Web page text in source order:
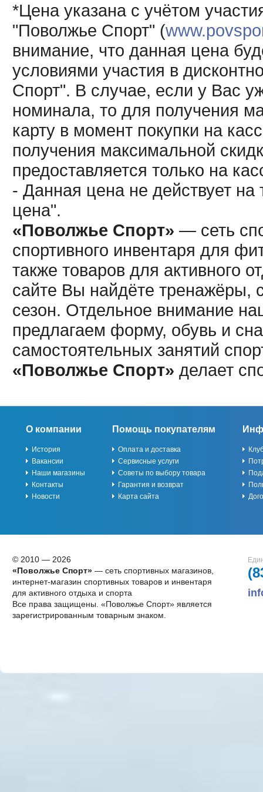
*Цена указана с учётом
"Поволжье Спорт" (
внимание, что данная цена
условиями участия в
Спорт". В случае, если у Вас
номинала, то для получения
карту в момент покупки на
получения максимальной
предоставляется только на
- Данная цена не действует
цена".
«Поволжье Спорт» — сеть
спортивного инвентаря для
также товаров для активного
сайте Вы найдёте тренажёры,
сезон. Отдельное внимание
предлагаем форму, обувь и
самостоятельных занятий
«Поволжье Спорт» делает
О компании
История
Вакансии
Наши магазины
Контакты
Новости
Помощь покупателям
Оплата и доставка
Сервисные услуги
Советы по выбору товара
Гарантия и возврат
Карта сайта
© 2010 — 2026
«Поволжье Спорт»— сеть спортивных магазинов,
интернет-магазин спортивных товаров и инвентаря
для активного отдыха и спорта
Все права защищены. «Поволжье Спорт» является
зарегистрированным товарным знаком.